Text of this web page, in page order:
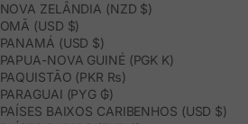
NOVA ZELÂNDIA (NZD $)
OMÃ (USD $)
PANAMÁ (USD $)
PAPUA-NOVA GUINÉ (PGK K)
PAQUISTÃO (PKR ₨)
PARAGUAI (PYG ₲)
PAÍSES BAIXOS CARIBENHOS (USD $)